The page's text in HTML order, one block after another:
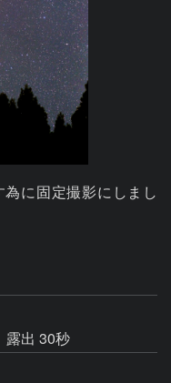
に固定撮影にしまし
露出 30秒